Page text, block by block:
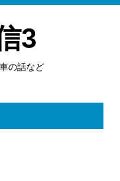
3
の話など